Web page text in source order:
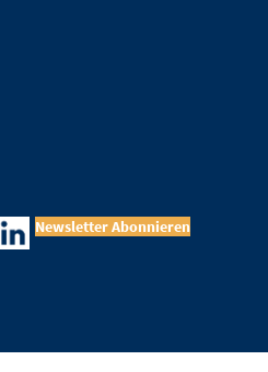
Newsletter Abonnieren